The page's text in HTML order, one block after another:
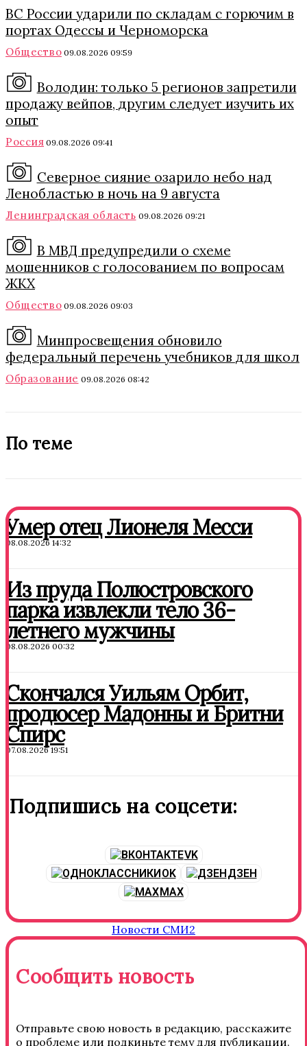
ВС России ударили по складам с горючим в
портах Одессы и Черноморска
Общество 09.08.2026 09:59
Володин: только 5 регионов запретили
продажу вейпов, другим следует изучить их
опыт
Россия 09.08.2026 09:41
Северное сияние озарило небо над
Ленобластью в ночь на 9 августа
Ленинградская область 09.08.2026 09:21
В МВД предупредили о схеме
мошенников с голосованием по вопросам
ЖКХ
Общество 09.08.2026 09:03
Минпросвещения обновило
федеральный перечень учебников для школ
Образование 09.08.2026 08:42
По теме
Умер отец Лионеля Месси
08.08.2026 14:32
Из пруда Полюстровского
парка извлекли тело 36-
летнего мужчины
08.08.2026 00:32
Скончался Уильям Орбит,
продюсер Мадонны и Бритни
Спирс
07.08.2026 19:51
Подпишись на соцсети:
VK
OK
ДЗЕН
MAX
Новости СМИ2
Сообщить новость
Отправьте свою новость в редакцию, расскажите
о проблеме или подкиньте тему для публикации.